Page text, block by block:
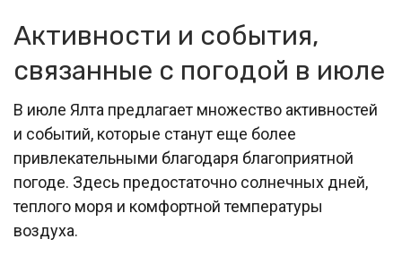
Активности и события,
связанные с погодой в июле
В июле Ялта предлагает множество активностей
и событий, которые станут еще более
привлекательными благодаря благоприятной
погоде. Здесь предостаточно солнечных дней,
теплого моря и комфортной температуры
воздуха.